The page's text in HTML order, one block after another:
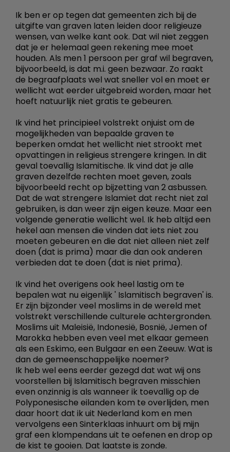
Ik ben er op tegen dat gemeenten zich bij de
uitgifte van graven laten leiden door religieuze
wensen, van welke kant ook. Dat wil niet zeggen
dat je er helemaal geen rekening mee moet
houden. Als men 1 persoon per graf wil begraven,
bijvoorbeeld, is dat m.i. geen bezwaar. Zo raakt
de begraafplaats wel wat sneller vol en moet er
wellicht wat eerder uitgebreid worden, maar het
hoeft natuurlijk niet gratis te gebeuren.
Ik vind het principieel volstrekt onjuist om de
mogelijkheden van bepaalde graven te
beperken omdat het wellicht niet strookt met
opvattingen in religieus strengere kringen. In dit
geval toevallig Islamitische. Ik vind dat je alle
graven dezelfde rechten moet geven, zoals
bijvoorbeeld recht op bijzetting van 2 asbussen.
Dat de wat strengere Islamiet dat recht niet zal
gebruiken, is dan weer zijn eigen keuze. Maar een
volgende generatie wellicht wel. Ik heb altijd een
hekel aan mensen die vinden dat iets niet zou
moeten gebeuren en die dat niet alleen niet zelf
doen (dat is prima) maar die dan ook anderen
verbieden dat te doen (dat is niet prima).
Ik vind het overigens ook heel lastig om te
bepalen wat nu eigenlijk ' Islamitisch begraven' is.
Er zijn bijzonder veel moslims in de wereld met
volstrekt verschillende culturele achtergronden.
Moslims uit Maleisië, Indonesië, Bosnië, Jemen of
Marokka hebben even veel met elkaar gemeen
als een Eskimo, een Bulgaar en een Zeeuw. Wat is
dan de gemeenschappelijke noemer?
Ik heb wel eens eerder gezegd dat wat wij ons
voorstellen bij Islamitisch begraven misschien
even onzinnig is als wanneer ik toevallig op de
Polyponesische eilanden kom te overlijden, men
daar hoort dat ik uit Nederland kom en men
vervolgens een Sinterklaas inhuurt om bij mijn
graf een klompendans uit te oefenen en drop op
de kist te gooien. Dat laatste is zonde.